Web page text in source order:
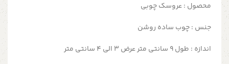
محصول : عروسک چوبی
جنس : چوب ساده روشن
اندازه : طول ۹ سانتی متر عرض ۳ الی ۴ سانتی متر